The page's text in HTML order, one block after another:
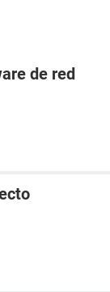
de red